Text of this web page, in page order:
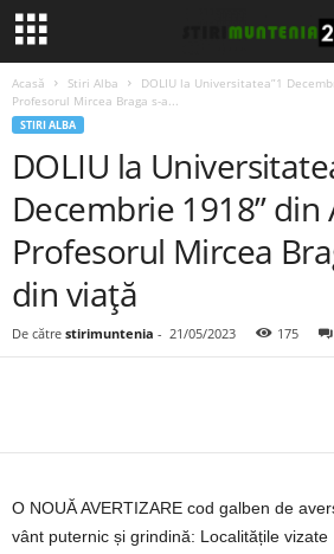
Acasă Stiri Alba
DOLIU la Universitatea”1
Profesorul Mircea Braga s-a...
STIRI ALBA
DOLIU la
Decembrie 1918” din
Profesorul Mircea
din viață
De către stirimuntenia - 21/05/2023 175
O NOUĂ AVERTIZARE cod galben de
vânt puternic și grindină: Localitățile vizate